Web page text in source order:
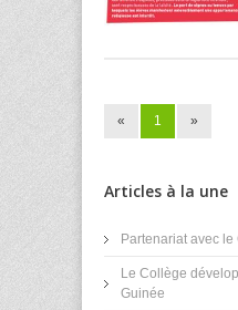
« 1 »
Articles à la une
Partenariat avec
Le Collège
Guinée